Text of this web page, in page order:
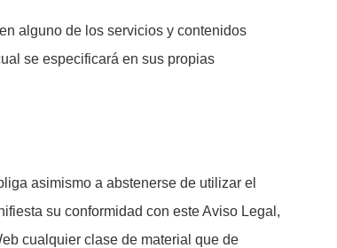
alguno de los servicios y contenidos
se especificará en sus propias
asimismo a abstenerse de utilizar el
su conformidad con este Aviso Legal,
cualquier clase de material que de